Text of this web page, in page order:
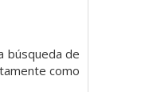
búsqueda de
como